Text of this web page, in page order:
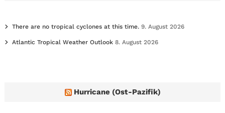
There are no tropical cyclones at this time. 9. August 2026
Atlantic Tropical Weather Outlook 8. August 2026
Hurricane (Ost-Pazifik)